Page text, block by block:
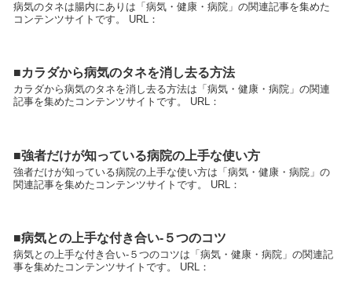
病気のタネは腸内にありは「病気・健康・病院」の関連記事を集めた
コンテンツサイトです。 URL：
■カラダから病気のタネを消し去る方法
カラダから病気のタネを消し去る方法は「病気・健康・病院」の関連
記事を集めたコンテンツサイトです。 URL：
■強者だけが知っている病院の上手な使い方
強者だけが知っている病院の上手な使い方は「病気・健康・病院」の
関連記事を集めたコンテンツサイトです。 URL：
■病気との上手な付き合い-５つのコツ
病気との上手な付き合い-５つのコツは「病気・健康・病院」の関連記
事を集めたコンテンツサイトです。 URL：